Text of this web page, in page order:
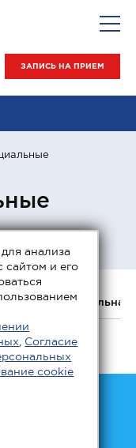
ЗАПИСЬ НА ПРИЕМ
Мануальная
нет.
подход для
со
анализа
сайтом и его
Согласие
cookie